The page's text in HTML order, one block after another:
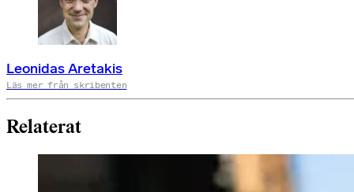
Leonidas Aretakis
Läs mer från skribenten
Relaterat